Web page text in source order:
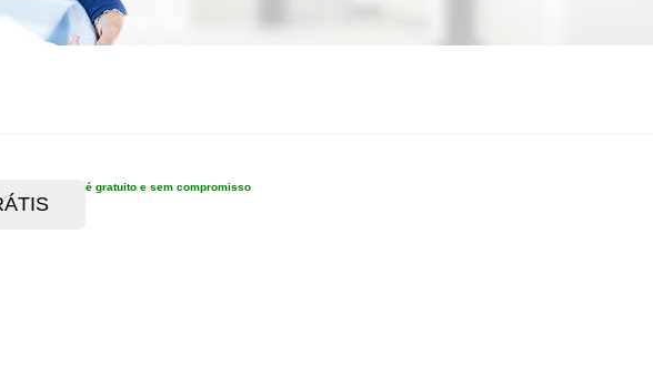
é gratuito e sem compromisso